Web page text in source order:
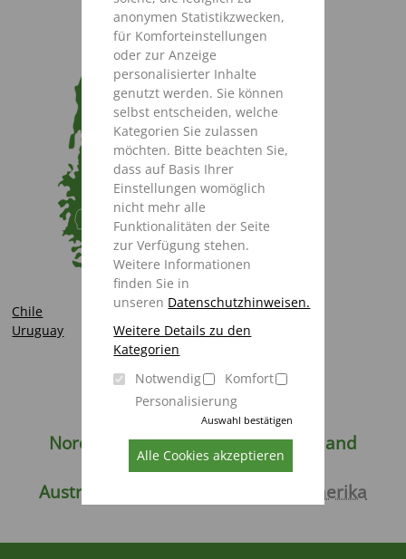
anonymen Statistikzwecken,
für Komforteinstellungen
oder zur Anzeige
personalisierter Inhalte
genutzt werden. Sie können
selbst entscheiden, welche
Kategorien Sie zulassen
möchten. Bitte beachten Sie,
dass auf Basis Ihrer
Einstellungen womöglich
nicht mehr alle
Funktionalitäten der Seite
zur Verfügung stehen.
Weitere Informationen
finden Sie in
unseren Datenschutzhinweisen.
Weitere Details zu den
Kategorien
Notwendig
Komfort
Personalisierung
Auswahl bestätigen
Alle Cookies akzeptieren
Chile
Uruguay
Deutschland
Weltweit
Nordamerika
Europa
Russland
Asien
Afrika
Australien / Neuseeland
Südamerika